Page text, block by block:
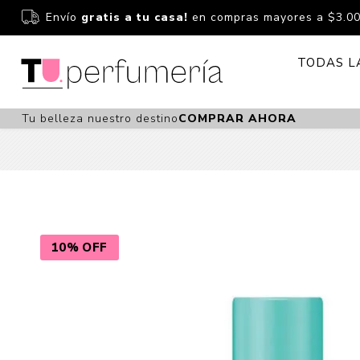
Envío gratis a tu casa! en compras mayores a
TODAS
Niños Y Niñas
Tu belleza nuestro destinoCOMPRAR AHORA
10% OFF